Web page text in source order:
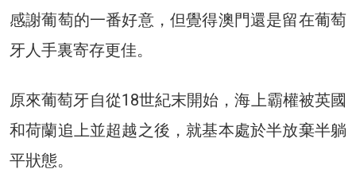
感謝葡萄的一番好意，但覺得澳門還是留在葡萄
牙人手裏寄存更佳。
原來葡萄牙自從18世紀末開始，海上霸權被英國
和荷蘭追上並超越之後，就基本處於半放棄半躺
平狀態。